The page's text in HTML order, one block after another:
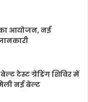
का आयोजन, नई
टेस्ट ग्रेडिंग शिविर में
नई बेल्ट